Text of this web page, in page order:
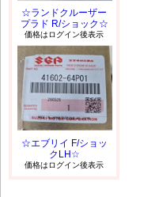
☆ランドクルーザー
プラド R/ショック☆
価格はログイン後表示
☆エブリイ F/ショッ
クLH☆
価格はログイン後表示